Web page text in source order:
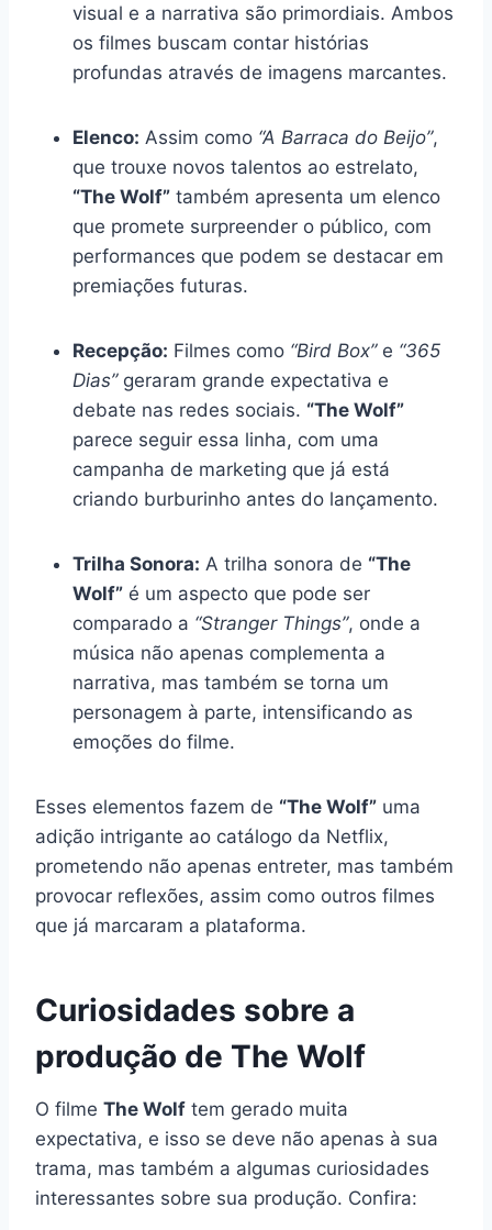
visual e a narrativa são primordiais. Ambos
os filmes buscam contar histórias
profundas através de imagens marcantes.
Elenco: Assim como “A Barraca do Beijo”,
que trouxe novos talentos ao estrelato,
“The Wolf” também apresenta um elenco
que promete surpreender o público, com
performances que podem se destacar em
premiações futuras.
Recepção: Filmes como “Bird Box”e “365
Dias”geraram grande expectativa e
debate nas redes sociais. “The Wolf”
parece seguir essa linha, com uma
campanha de marketing que já está
criando burburinho antes do lançamento.
Trilha Sonora: A trilha sonora de “The
Wolf” é um aspecto que pode ser
comparado a “Stranger Things”, onde a
música não apenas complementa a
narrativa, mas também se torna um
personagem à parte, intensificando as
emoções do filme.
Esses elementos fazem de “The Wolf” uma
adição intrigante ao catálogo da Netflix,
prometendo não apenas entreter, mas também
provocar reflexões, assim como outros filmes
que já marcaram a plataforma.
Curiosidades sobre a
produção de The Wolf
O filme The Wolf tem gerado muita
expectativa, e isso se deve não apenas à sua
trama, mas também a algumas curiosidades
interessantes sobre sua produção. Confira: